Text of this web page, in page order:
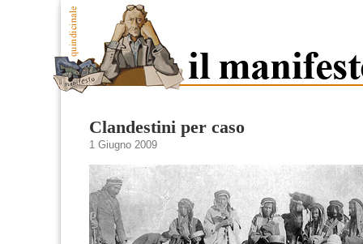
Clandestini per caso
1 Giugno 2009